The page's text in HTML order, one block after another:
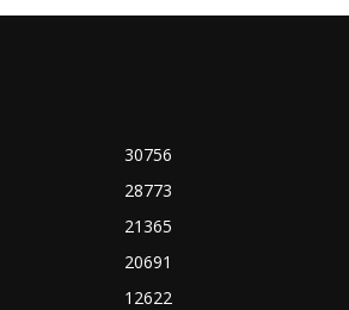
30756
28773
21365
20691
12622